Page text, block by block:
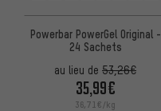
Powerbar PowerGel Original -
24 Sachets
au lieu de 53,26€
35,99€
36,71€/kg